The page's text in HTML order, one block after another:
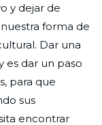
y dejar de
forma de
Dar una
es dar un paso
para que
sus
encontrar